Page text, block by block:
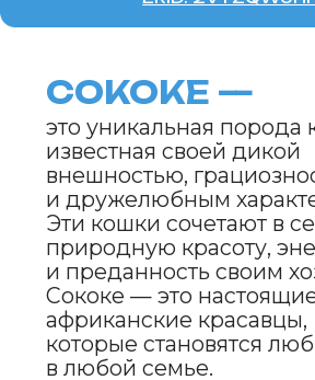
Сококе родом из Кении, где он жил
в дикой природе в лесах Сококе.
Порода была обнаружена в 1970-х
годах, когда местные жители
начали приручать этих кошек.